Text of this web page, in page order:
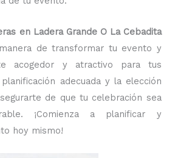
en Ladera Grande O La Cebadita
de transformar tu evento y
acogedor y atractivo para tus
adecuada y la elección
de que tu celebración sea
¡Comienza a planificar y
hoy mismo!